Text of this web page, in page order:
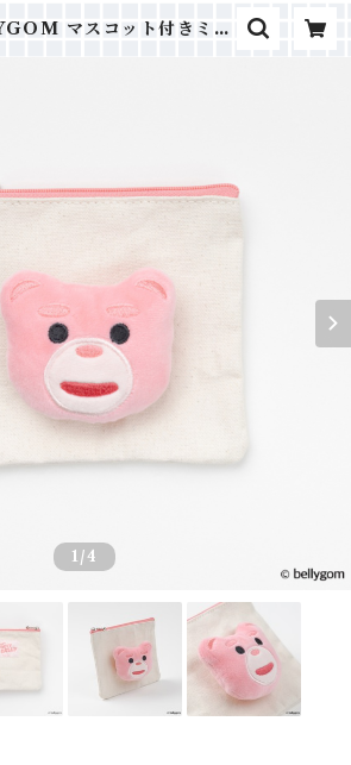
マスコット付きミニ
1 /4